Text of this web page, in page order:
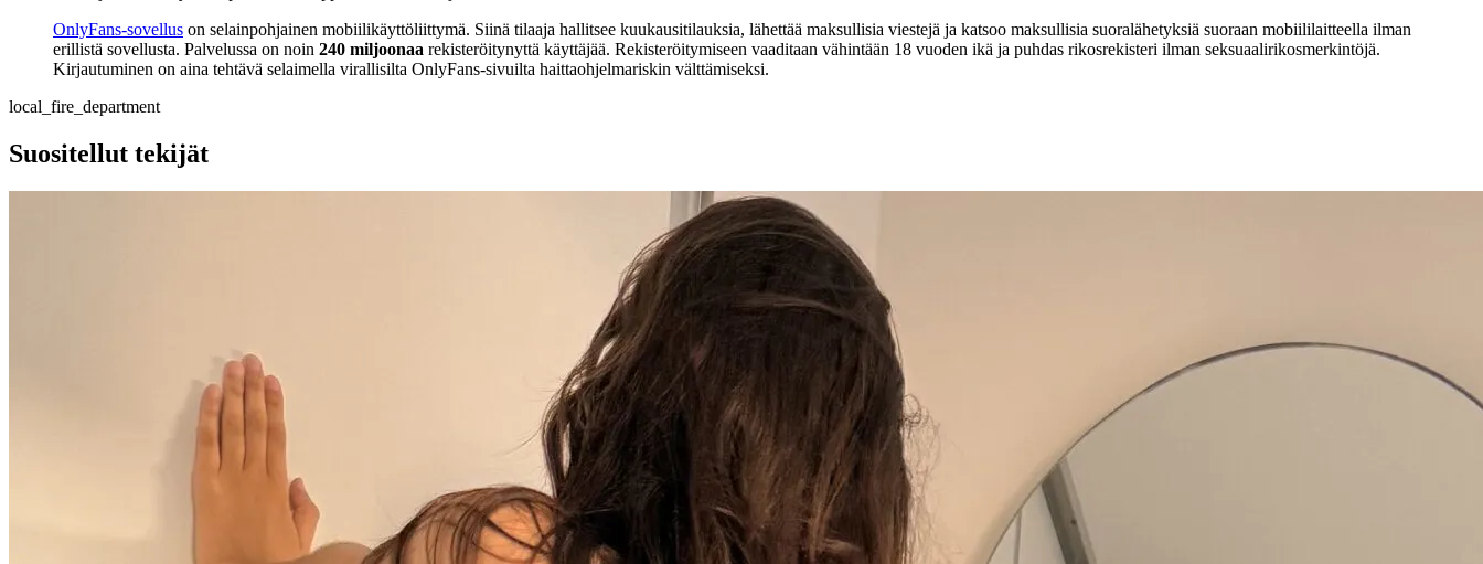
OnlyFans-sovellus on selainpohjainen mobiilikäyttöliittymä. Siinä tilaaja hallitsee kuukausitilauksia, lähettää maksullisia viestejä ja katsoo maksullisia suoralähetyksiä suoraan mobiililaitteella ilman
erillistä sovellusta. Palvelussa on noin 240 miljoonaa rekisteröitynyttä käyttäjää. Rekisteröitymiseen vaaditaan vähintään 18 vuoden ikä ja puhdas rikosrekisteri ilman seksuaalirikosmerkintöjä.
Kirjautuminen on aina tehtävä selaimella virallisilta OnlyFans-sivuilta haittaohjelmariskin välttämiseksi.
local_fire_department
Suositellut tekijät